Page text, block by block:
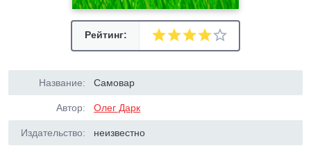
Рейтинг:
Название: Самовар
Автор: Олег Дарк
Издательство: неизвестно